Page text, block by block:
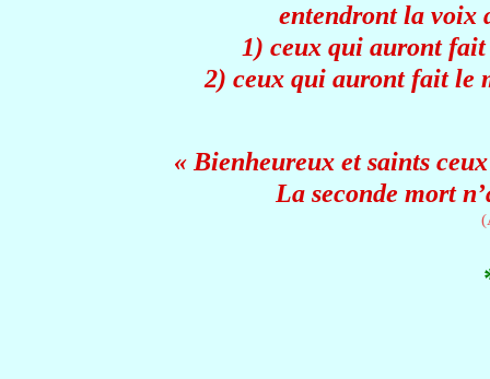
entendront la voix
1) ceux qui auront
2) ceux qui auront fait le
« Bienheureux et saints
La seconde mort